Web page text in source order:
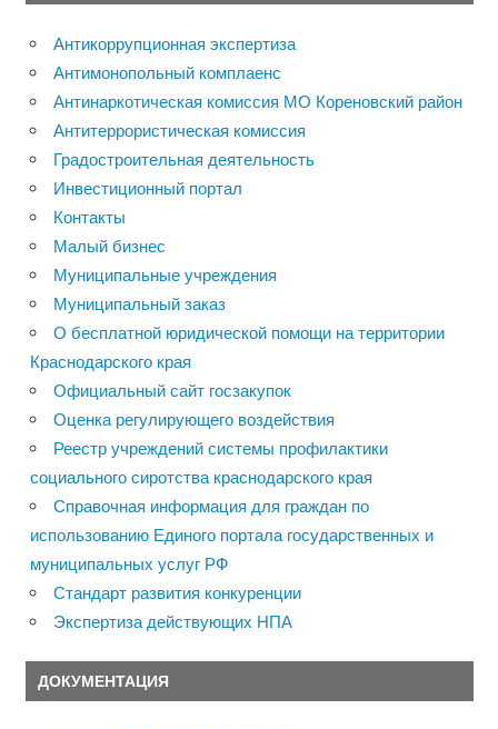
Антикоррупционная экспертиза
Антимонопольный комплаенс
Антинаркотическая комиссия МО Кореновский район
Антитеррористическая комиссия
Градостроительная деятельность
Инвестиционный портал
Контакты
Малый бизнес
Муниципальные учреждения
Муниципальный заказ
О бесплатной юридической помощи на территории
Краснодарского края
Официальный сайт госзакупок
Оценка регулирующего воздействия
Реестр учреждений системы профилактики
социального сиротства краснодарского края
Справочная информация для граждан по
использованию Единого портала государственных и
муниципальных услуг РФ
Стандарт развития конкуренции
Экспертиза действующих НПА
ДОКУМЕНТАЦИЯ